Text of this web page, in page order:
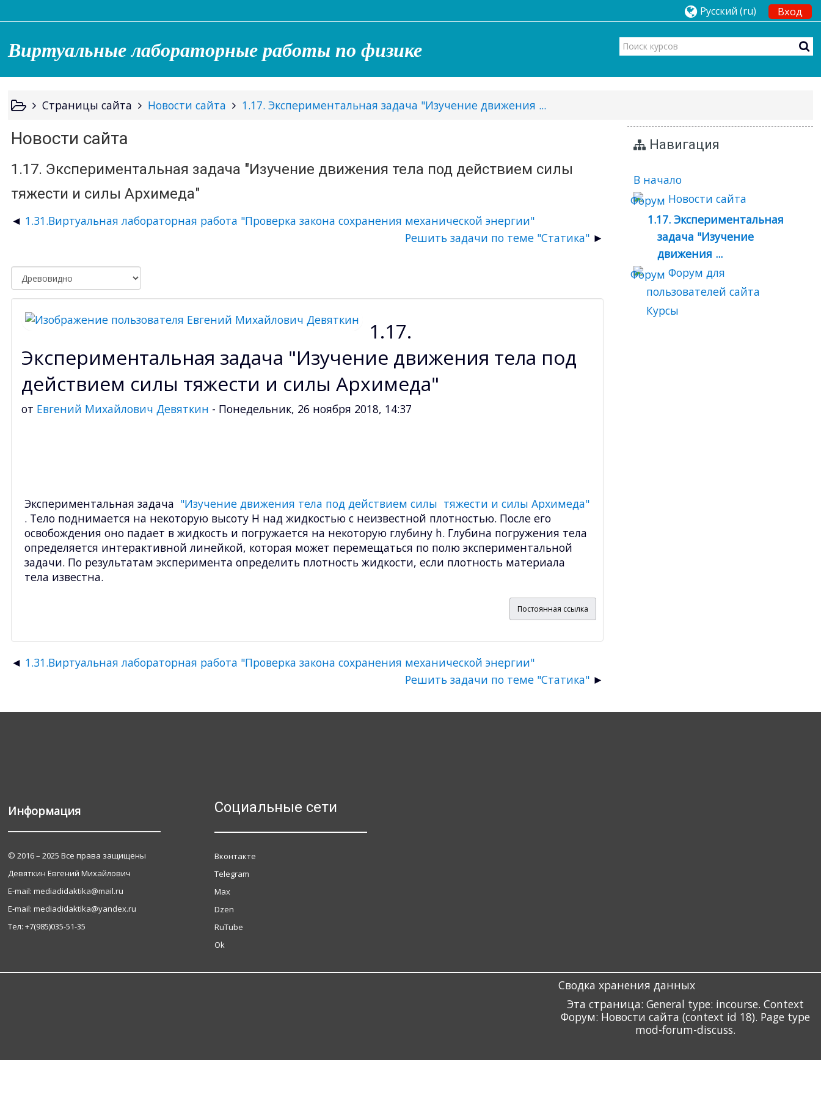
Вход
Русский ‎(ru)‎
Виртуальные лабораторные работы по физике
Страницы сайта Новости сайта 1.17. Экспериментальная задача "Изучение движения ...
Новости сайта
1.17. Экспериментальная задача "Изучение движения тела под действием силы
тяжести и силы Архимеда"
1.31.Виртуальная лабораторная работа "Проверка закона сохранения механической энергии"
Решить задачи по теме "Статика"
1.17.
Экспериментальная задача "Изучение движения тела под
действием силы тяжести и силы Архимеда"
от Евгений Михайлович Девяткин - Понедельник, 26 ноября 2018, 14:37
Экспериментальная задача "Изучение движения тела под действием силы тяжести и силы Архимеда"
. Тело поднимается на некоторую высоту H над жидкостью с неизвестной плотностью. После его
освобождения оно падает в жидкость и погружается на некоторую глубину h. Глубина погружения тела
определяется интерактивной линейкой, которая может перемещаться по полю экспериментальной
задачи. По результатам эксперимента определить плотность жидкости, если плотность материала
тела известна.
Постоянная ссылка
1.31.Виртуальная лабораторная работа "Проверка закона сохранения механической энергии"
Решить задачи по теме "Статика"
Навигация
В начало
Новости сайта
1.17. Экспериментальная
задача "Изучение
движения ...
Форум для
пользователей сайта
Курсы
Информация
© 2016 – 2025 Все права защищены
Девяткин Евгений Михайлович
Е-mail: mediadidaktika@mail.ru
Е-mail: mediadidaktika@yandex.ru
Тел: +7(985)035-51-35
Социальные сети
Вконтакте
Telegram
Max
Dzen
RuTube
Ok
Сводка хранения данных
Эта страница: General type: incourse. Context
Форум: Новости сайта (context id 18). Page type
mod-forum-discuss.